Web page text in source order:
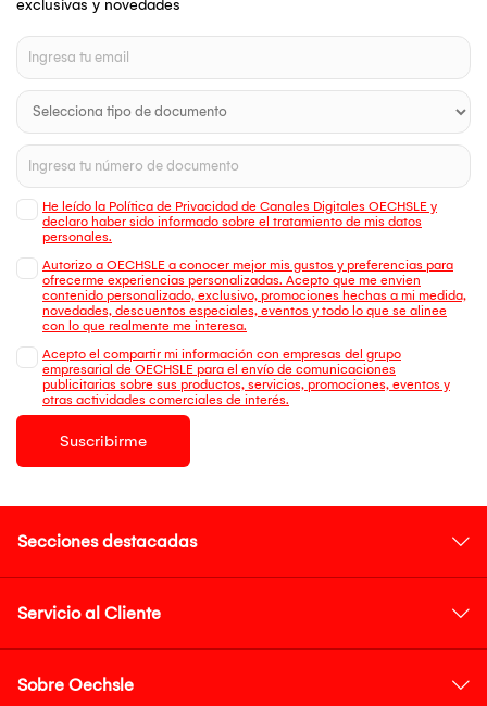
exclusivas y novedades
He leído la Política de Privacidad de Canales Digitales OECHSLE y
declaro haber sido informado sobre el tratamiento de mis datos
personales.
Autorizo a OECHSLE a conocer mejor mis gustos y preferencias para
ofrecerme experiencias personalizadas. Acepto que me envien
contenido personalizado, exclusivo, promociones hechas a mi medida,
novedades, descuentos especiales, eventos y todo lo que se alinee
con lo que realmente me interesa.
Acepto el compartir mi información con empresas del grupo
empresarial de OECHSLE para el envío de comunicaciones
publicitarias sobre sus productos, servicios, promociones, eventos y
otras actividades comerciales de interés.
Suscribirme
Secciones destacadas
Servicio al Cliente
Sobre Oechsle